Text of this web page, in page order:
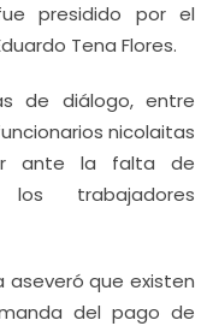
presidido por el
Tena Flores.
de diálogo, entre
nicolaitas
ante la falta de
trabajadores
aseveró que existen
del pago de